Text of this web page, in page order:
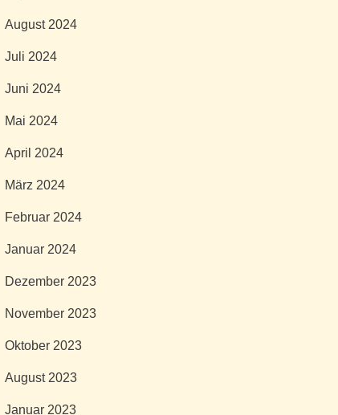
August 2024
Juli 2024
Juni 2024
Mai 2024
April 2024
März 2024
Februar 2024
Januar 2024
Dezember 2023
November 2023
Oktober 2023
August 2023
Januar 2023